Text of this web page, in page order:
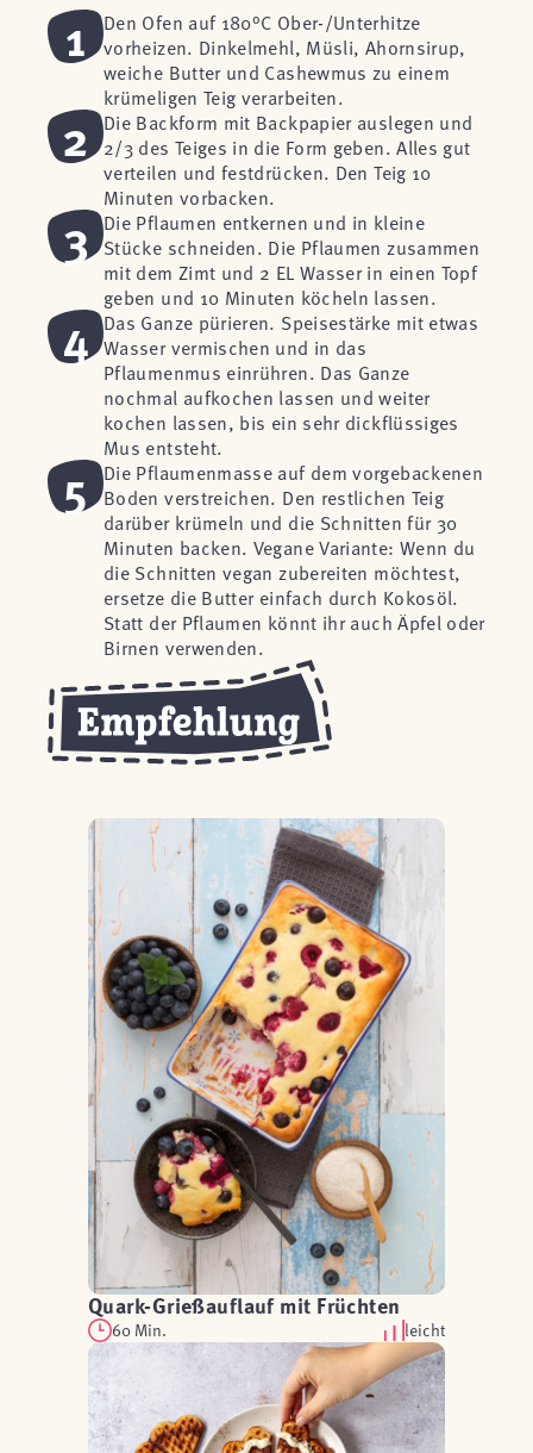
1
Den Ofen auf 180°C Ober-/Unterhitze
vorheizen. Dinkelmehl, Müsli, Ahornsirup,
weiche Butter und Cashewmus zu einem
krümeligen Teig verarbeiten.
2
Die Backform mit Backpapier auslegen und
2/3 des Teiges in die Form geben. Alles gut
verteilen und festdrücken. Den Teig 10
Minuten vorbacken.
3
Die Pflaumen entkernen und in kleine
Stücke schneiden. Die Pflaumen zusammen
mit dem Zimt und 2 EL Wasser in einen Topf
geben und 10 Minuten köcheln lassen.
4
Das Ganze pürieren. Speisestärke mit etwas
Wasser vermischen und in das
Pflaumenmus einrühren. Das Ganze
nochmal aufkochen lassen und weiter
kochen lassen, bis ein sehr dickflüssiges
Mus entsteht.
5
Die Pflaumenmasse auf dem vorgebackenen
Boden verstreichen. Den restlichen Teig
darüber krümeln und die Schnitten für 30
Minuten backen. Vegane Variante: Wenn du
die Schnitten vegan zubereiten möchtest,
ersetze die Butter einfach durch Kokosöl.
Statt der Pflaumen könnt ihr auch Äpfel oder
Birnen verwenden.
Quark-Grießauflauf mit Früchten
60 Min. leicht